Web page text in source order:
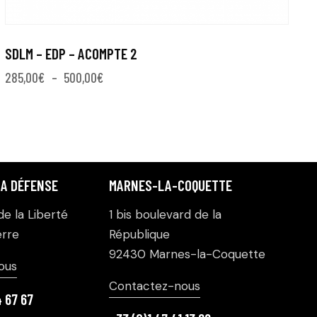
SDLM – EDP – ACOMPTE 2
285,00€ – 500,00€
DÉFENSE
la Liberté
67 67
MARNES-LA-COQUETTE
1 bis boulevard de la
République
92430 Marnes-la-Coquette
Contactez-nous